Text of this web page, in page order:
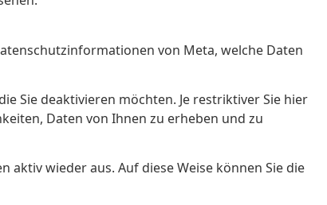
von Meta, welche Daten
Sie deaktivieren möchten. Je restriktiver Sie hier
Daten von Ihnen zu erheben und zu
wieder aus. Auf diese Weise können Sie die